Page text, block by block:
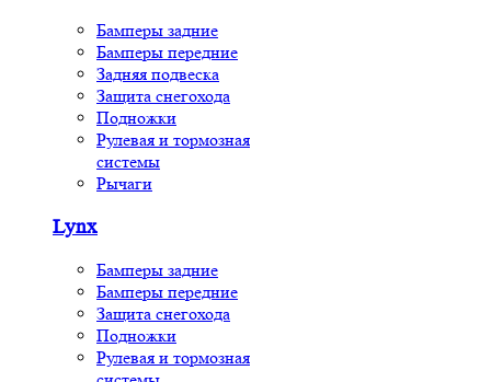
Бамперы задние
Бамперы передние
Задняя подвеска
Защита снегохода
Подножки
Рулевая и тормозная
системы
Рычаги
Lynx
Бамперы задние
Бамперы передние
Защита снегохода
Подножки
Рулевая и тормозная